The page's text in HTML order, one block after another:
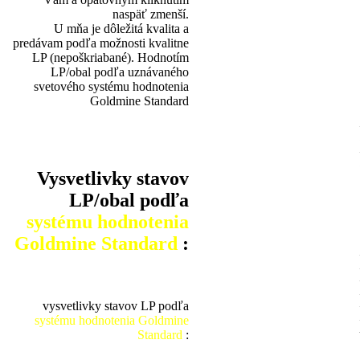
naspäť zmenší.
U mňa je dôležitá kvalita a
predávam podľa možnosti kvalitne
LP (nepoškriabané). Hodnotím
LP/obal podľa uznávaného
svetového systému hodnotenia
Goldmine Standard
Vysvetlivky stavov
LP/obal podľa
systému hodnotenia
Goldmine Standard :
vysvetlivky stavov LP podľa
systému hodnotenia Goldmine
Standard :